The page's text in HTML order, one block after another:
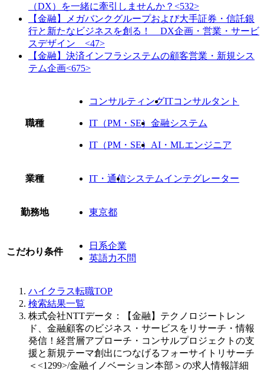
（DX）を一緒に牽引しませんか？<532>
【金融】メガバンクグループおよび大手証券・信託銀
行と新たなビジネスを創る！ DX企画・営業・サービ
スデザイン <47>
【金融】決済インフラシステムの顧客営業・新規シス
テム企画<675>
職種
コンサルティングITコンサルタント
IT（PM・SE） 金融システム
IT（PM・SE） AI・MLエンジニア
業種 IT・通信システムインテグレーター
勤務地 東京都
こだわり条件
日系企業
英語力不問
ハイクラス転職TOP
検索結果一覧
株式会社NTTデータ：【金融】テクノロジートレン
ド、金融顧客のビジネス・サービスをリサーチ・情報
発信！経営層アプローチ・コンサルプロジェクトの支
援と新規テーマ創出につなげるフォーサイトリサーチ
＜<1299>/金融イノベーション本部＞の求人情報詳細